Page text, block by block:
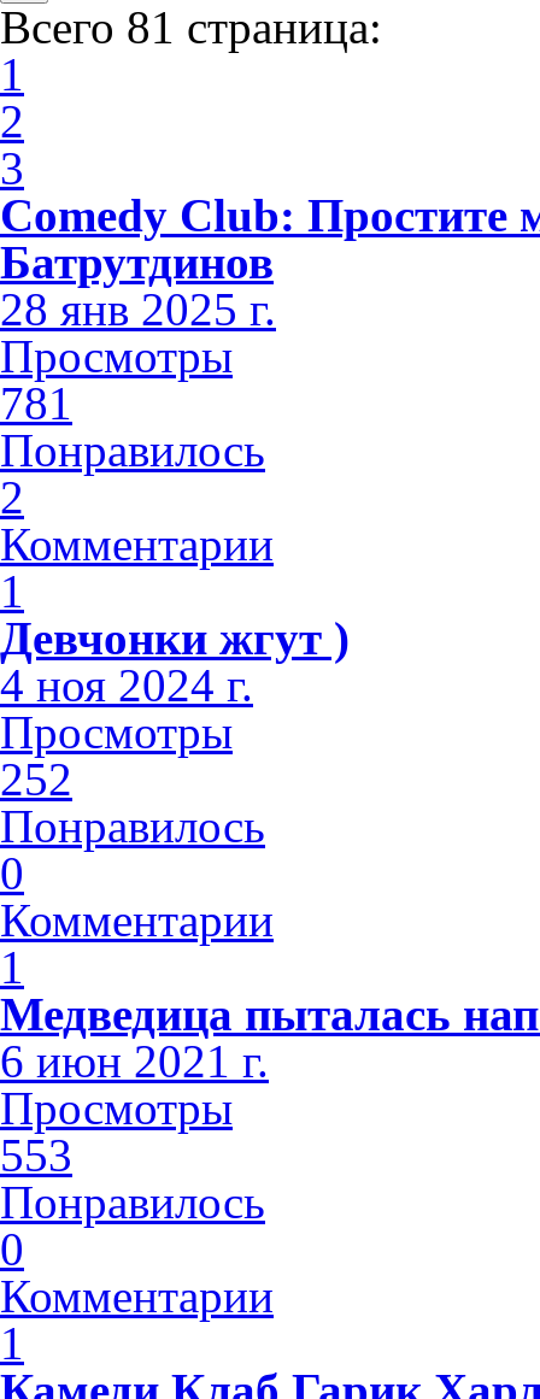
Всего 81 страница:
1
2
3
Comedy Club:
Батрутдинов
28 янв 2025 г.
Просмотры
781
Понравилось
2
Комментарии
1
Девчонки жгут )
4 ноя 2024 г.
Просмотры
252
Понравилось
0
Комментарии
1
Медведица пыталась
6 июн 2021 г.
Просмотры
553
Понравилось
0
Комментарии
1